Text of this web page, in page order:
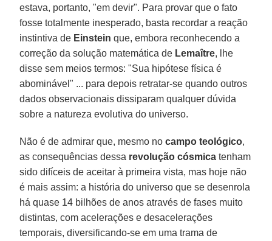
estava, portanto, "em devir". Para provar que o fato
fosse totalmente inesperado, basta recordar a reação
instintiva de Einstein que, embora reconhecendo a
correção da solução matemática de Lemaître, lhe
disse sem meios termos: "Sua hipótese física é
abominável" ... para depois retratar-se quando outros
dados observacionais dissiparam qualquer dúvida
sobre a natureza evolutiva do universo.
Não é de admirar que, mesmo nocampo teológico,
as consequências dessa revolução cósmica tenham
sido difíceis de aceitar à primeira vista, mas hoje não
é mais assim: a história do universo que se desenrola
há quase 14 bilhões de anos através de fases muito
distintas, com acelerações e desacelerações
temporais, diversificando-se em uma trama de